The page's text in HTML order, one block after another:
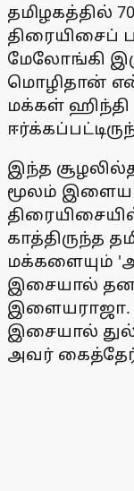
தமிழகத்தில்
திரையிசைப்
மேலோங்கி
மொழிதான்
மக்கள்
இந்த
மூலம்
காத்திருந்த
மக்களையும்
இசையால்
இளையராஜா.
இசையால்
அவர்